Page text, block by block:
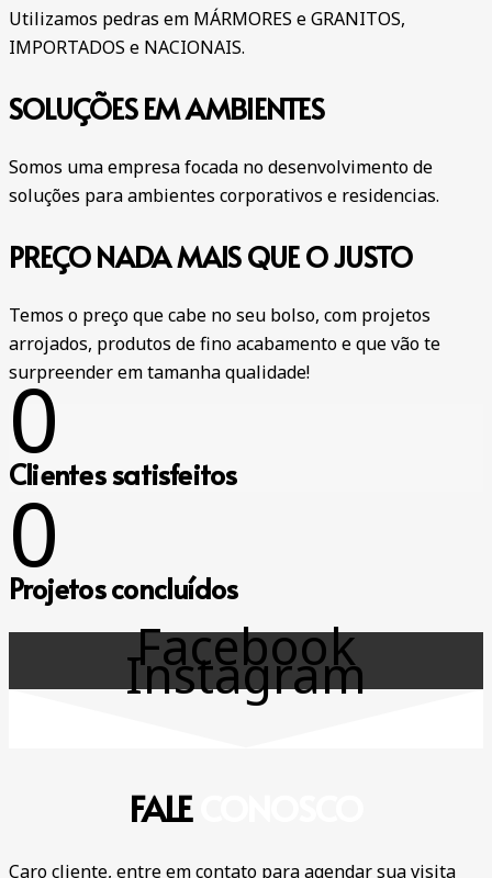
Utilizamos pedras em MÁRMORES e GRANITOS,
IMPORTADOS e NACIONAIS.
SOLUÇÕES EM AMBIENTES
Somos uma empresa focada no desenvolvimento de
soluções para ambientes corporativos e residencias.
PREÇO NADA MAIS QUE O JUSTO
Temos o preço que cabe no seu bolso, com projetos
arrojados, produtos de fino acabamento e que vão te
surpreender em tamanha qualidade!
0
Clientes satisfeitos
0
Projetos concluídos
Facebook
Instagram
FALE
Caro cliente, entre em contato para agendar sua visita